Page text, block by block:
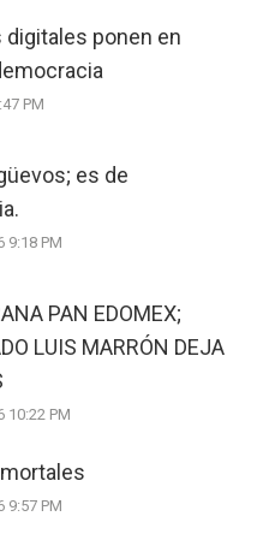
digitales ponen en
PM
es de
9:18 PM
PAN EDOMEX;
LUIS MARRÓN DEJA
10:22 PM
9:57 PM